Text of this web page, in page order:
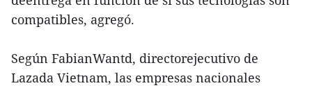
compatibles, agregó.
Según FabianWantd, directorejecutivo de
Lazada Vietnam, las empresas nacionales